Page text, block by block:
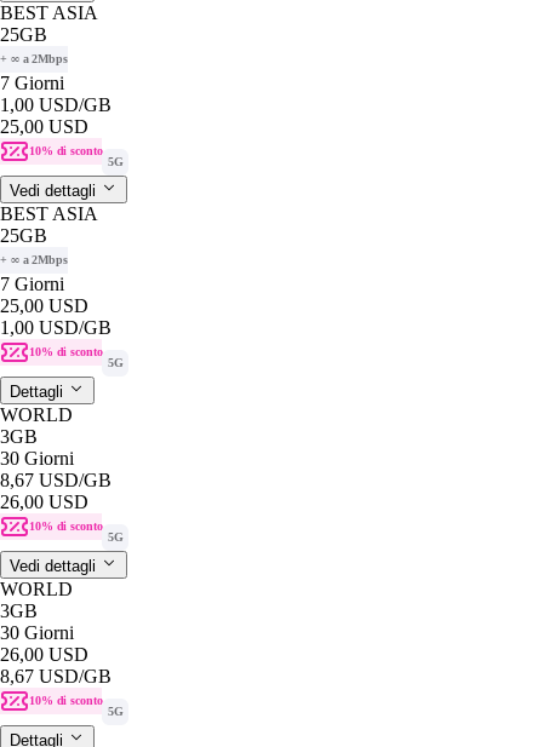
BEST ASIA
25GB
+ ∞ a 2Mbps
7 Giorni
1,00 USD/GB
25,00 USD
10% di sconto
5G
Vedi dettagli
BEST ASIA
25GB
+ ∞ a 2Mbps
7 Giorni
25,00 USD
1,00 USD/GB
10% di sconto
5G
Dettagli
WORLD
3GB
30 Giorni
8,67 USD/GB
26,00 USD
10% di sconto
5G
Vedi dettagli
WORLD
3GB
30 Giorni
26,00 USD
8,67 USD/GB
10% di sconto
5G
Dettagli